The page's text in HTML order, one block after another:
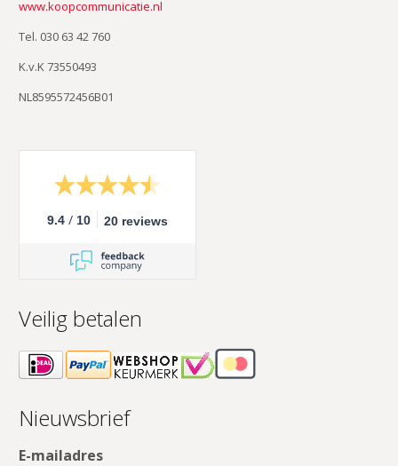
www.koopcommunicatie.nl
Tel. 030 63 42 760
K.v.K 73550493
NL8595572456B01
9.4 / 10 20 reviews
Veilig betalen
Nieuwsbrief
E-mailadres